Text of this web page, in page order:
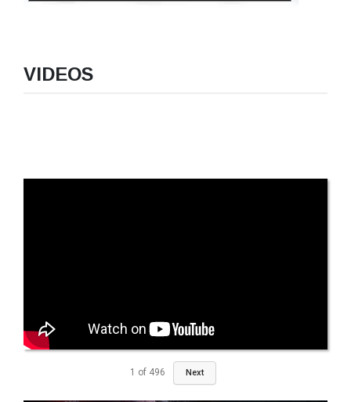
VIDEOS
1 of 496 Next